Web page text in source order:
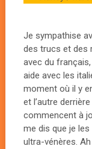
Je sympathise
des trucs et des
avec du
aide avec les
moment où il y
et l’autre
commencent à
me dis que je
ultra-vénères.